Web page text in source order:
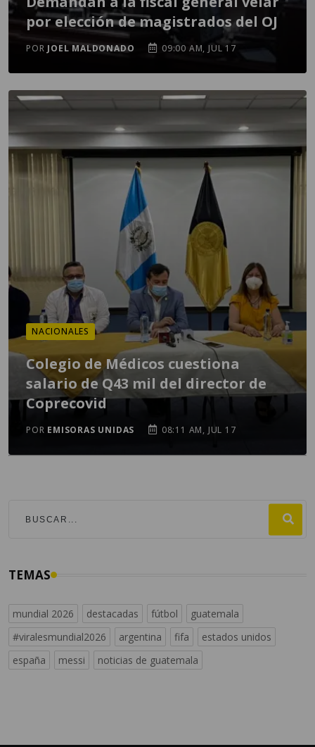
por elección de magistrados del OJ
POR JOEL MALDONADO 09:00 AM, JUL 17
NACIONALES
Colegio de Médicos cuestiona
salario de Q43 mil del director de
Coprecovid
POR EMISORAS UNIDAS 08:11 AM, JUL 17
TEMAS
mundial 2026 destacadas fútbol
guatemala
#viralesmundial2026
argentina fifa
estados unidos
españa
messi noticias de guatemala